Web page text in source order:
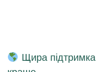
Щира